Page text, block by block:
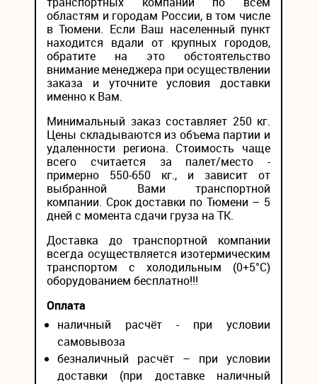
областям и городам России, в том числе
в Тюмени. Если Ваш населенный пункт
находится вдали от крупных городов,
обратите на это обстоятельство
внимание менеджера при осуществлении
заказа и уточните условия доставки
именно к Вам.
Минимальный заказ составляет 250 кг.
Цены складываются из объема партии и
удаленности региона. Стоимость чаще
всего считается за палет/место -
примерно 550-650 кг., и зависит от
выбранной Вами транспортной
компании. Срок доставки по Тюмени – 5
дней с момента сдачи груза на ТК.
Доставка до транспортной компании
всегда осуществляется изотермическим
транспортом с холодильным (0+5°С)
оборудованием бесплатно!!!
Оплата
наличный расчёт - при условии
самовывоза
безналичный расчёт – при условии
доставки (при доставке наличный